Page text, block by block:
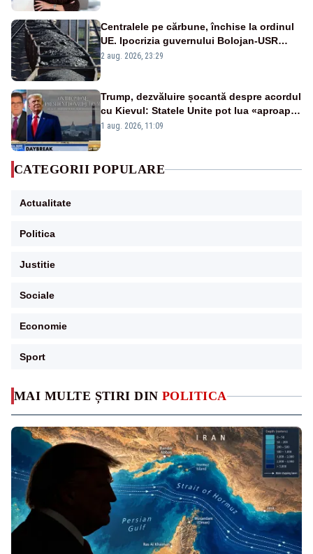
MAI MULTE ȘTIRI DIN POLITICA
Centralele pe cărbune, închise la ordinul
UE. Ipocrizia guvernului Bolojan-USR
după starea de alertă
2 aug. 2026, 23:29
Trump, dezvăluire șocantă despre acordul
cu Kievul: Statele Unite pot lua «aproape
tot ce vor» din minele Ucrainei”
1 aug. 2026, 11:09
CATEGORII POPULARE
Actualitate
Politica
Justitie
Sociale
Economie
Sport